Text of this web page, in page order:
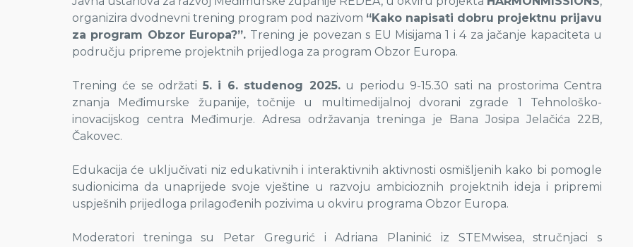
organizira dvodnevni trening program pod nazivom “Kako napisati dobru projektnu prijavu
za program Obzor Europa?”. Trening je povezan s EU Misijama 1 i 4 za jačanje kapaciteta u
području pripreme projektnih prijedloga za program Obzor Europa.
Trening će se održati 5. i 6. studenog 2025.u periodu 9-15.30 sati na prostorima Centra
znanja Međimurske županije, točnije u multimedijalnoj dvorani zgrade 1 Tehnološko-
inovacijskog centra Međimurje. Adresa održavanja treninga je Bana Josipa Jelačića 22B,
Čakovec.
Edukacija će uključivati ​​niz edukativnih i interaktivnih aktivnosti osmišljenih kako bi pomogle
sudionicima da unaprijede svoje vještine u razvoju ambicioznih projektnih ideja i pripremi
uspješnih prijedloga prilagođenih pozivima u okviru programa Obzor Europa.
Moderatori treninga su Petar Gregurić i Adriana Planinić iz STEMwisea, stručnjaci s